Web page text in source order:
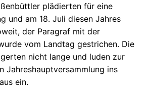
plädierten für eine
und am 18. Juli diesen Jahres
der Paragraf mit der
vom Landtag gestrichen. Die
nicht lange und luden zur
Jahreshauptversammlung ins
ein.